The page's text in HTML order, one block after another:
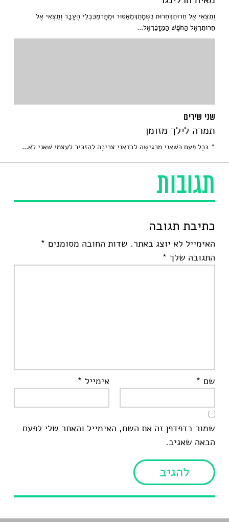
תגובות
כתיבת תגובה
האימייל לא יוצג באתר. שדות החובה מסומנים *
התגובה שלך *
שם * אימייל *
שמור בדפדפן זה את השם, האימייל והאתר שלי לפעם
הבאה שאגיב.
וְתֵצְאִי אֶל חֵרוּתֵךְחֵרוּת נִשְׁמָתֵךְמֵאַסּוּר וּמֻתָּרמֵכִּבְלֵי הֶעָבָר וְתֵצְאִי אֶל
חֵרוּתֵךְאֶל הַחֹפֶשׁ הַמֵזָכֵּךאֶל...
שני שירים
תמרה לילך מזומן
* בְּכָל פַּעַם כְּשֶׁאֲנִי מַרְגִּישָׁה לְבַדאֲנִי צְרִיכָה לְהַזְכִּיר לְעַצְמִי שֶׁאֲנִי לֹא...